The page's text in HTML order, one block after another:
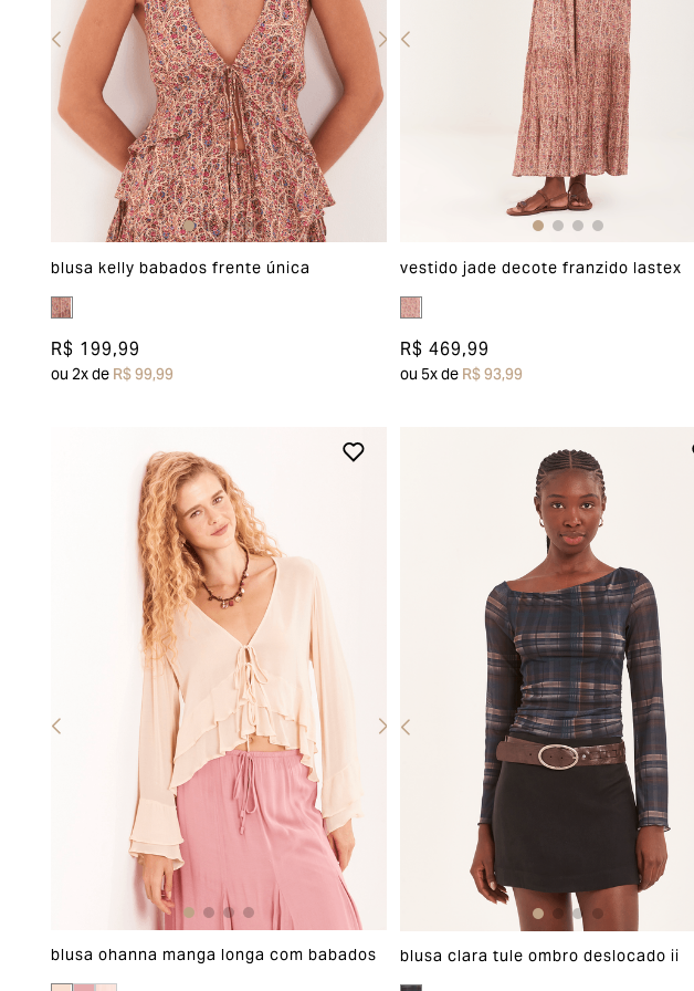
blusa kelly babados frente única
R$ 199,99
ou2x deR$ 99,99
vestido jade decote franzido lastex
R$ 469,99
ou5x deR$ 93,99
blusa ohanna manga longa com babados blusa clara tule ombro deslocado ii